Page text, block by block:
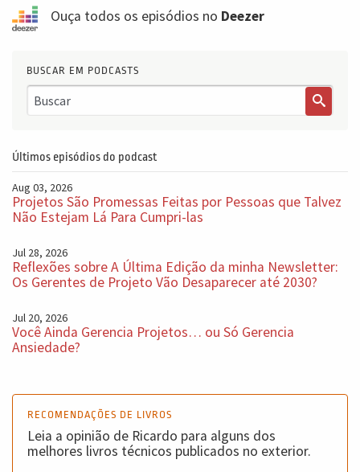
Ouça todos os episódios no Deezer
BUSCAR EM PODCASTS
Últimos episódios do podcast
Aug 03, 2026
Projetos São Promessas Feitas por Pessoas que Talvez
Não Estejam Lá Para Cumpri-las
Jul 28, 2026
Reflexões sobre A Última Edição da minha Newsletter:
Os Gerentes de Projeto Vão Desaparecer até 2030?
Jul 20, 2026
Você Ainda Gerencia Projetos… ou Só Gerencia
Ansiedade?
RECOMENDAÇÕES DE LIVROS
Leia a opinião de Ricardo para alguns dos
melhores livros técnicos publicados no exterior.